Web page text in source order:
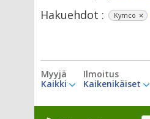
Hakuehdot : Kymco
Myyjä
Kaikki
Ilmoitus
Kaikenikäiset